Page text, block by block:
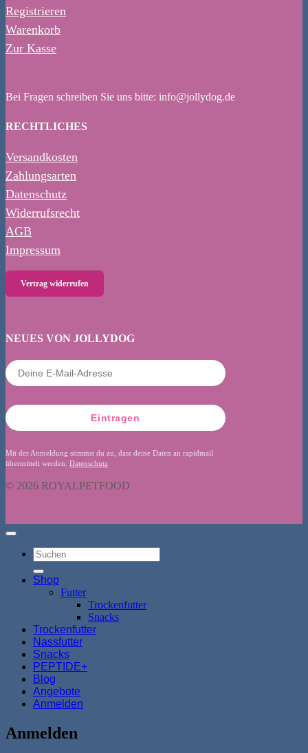
Registrieren
Warenkorb
Zur Kasse
Bei Fragen schreiben Sie uns bitte: info@jollydog.de
RECHTLICHES
Versandkosten
Zahlungsarten
Datenschutz
Widerrufsrecht
AGB
Impressum
Vertrag widerrufen
NEUES VON JOLLYDOG
Eintragen
Mit der Anmeldung stimmst du zu, dass deine Daten an rapidmail
übermittelt werden. Datenschutz
© 2026 ROYALPETFOOD
Suchen
nach:
Shop
Futter
Trockenfutter
Snacks
Trockenfutter
Nassfutter
Snacks
PEPTIDE+
Blog
Angebote
Anmelden
Anmelden